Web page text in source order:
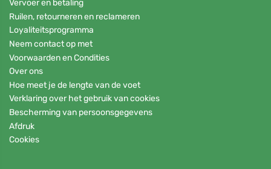
Vervoer en betaling
Ruilen, retourneren en reclameren
Loyaliteitsprogramma
Neem contact op met
Voorwaarden en Condities
Over ons
Hoe meet je de lengte van de voet
Verklaring over het gebruik van cookies
Bescherming van persoonsgegevens
Afdruk
Cookies